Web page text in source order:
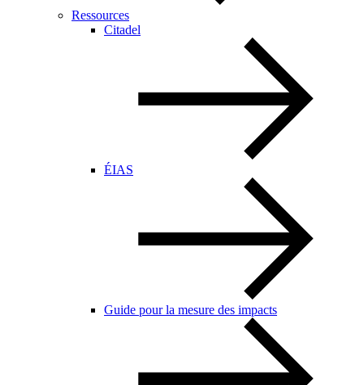
Ressources
Citadel
ÉIAS
Guide pour la mesure des impacts